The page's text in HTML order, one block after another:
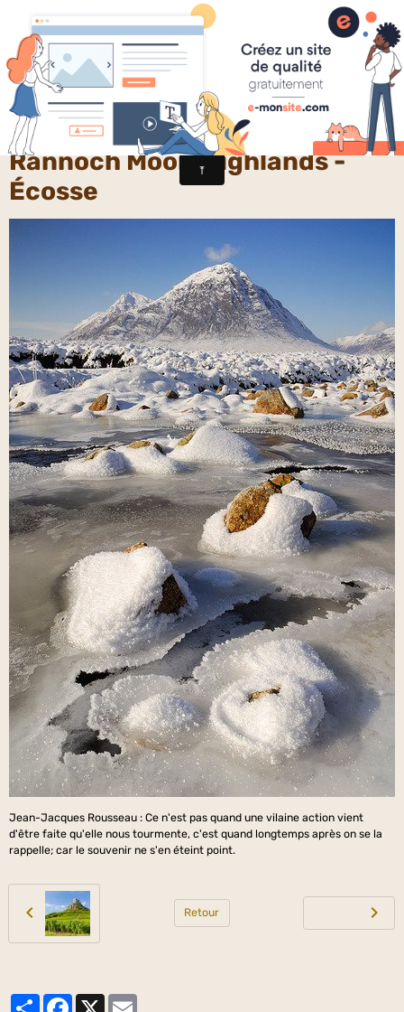
Chercheurs de vérités
Rannoch Moor, Highlands -
Écosse
Jean-Jacques Rousseau : Ce n'est pas quand une vilaine action vient
d'être faite qu'elle nous tourmente, c'est quand longtemps après on se la
rappelle; car le souvenir ne s'en éteint point.
Retour
PartagerFacebook
X